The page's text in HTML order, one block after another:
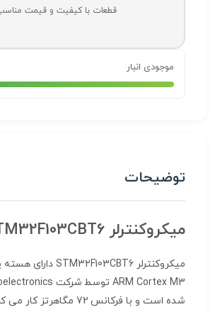
قطعات با کیفیت و قیمت
موجودی انبار
توضیحات
میکروکنترلر STM32F103CBT6
شده است و با فرکانس 72 مگاهرتز